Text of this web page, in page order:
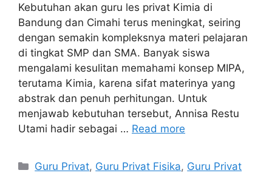
Kebutuhan akan guru les privat Kimia di
Bandung dan Cimahi terus meningkat, seiring
dengan semakin kompleksnya materi pelajaran
di tingkat SMP dan SMA. Banyak siswa
mengalami kesulitan memahami konsep MIPA,
terutama Kimia, karena sifat materinya yang
abstrak dan penuh perhitungan. Untuk
menjawab kebutuhan tersebut, Annisa Restu
Utami hadir sebagai … Read more
Categories
Guru Privat, Guru Privat Fisika, Guru Privat